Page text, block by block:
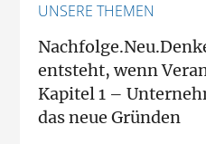
UNSERE THEMEN
entsteht, wenn
Kapitel 1 –
das neue Gründen